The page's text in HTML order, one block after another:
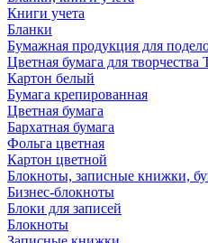
Книги учета
Бланки
Бумажная продукция для
Цветная бумага для
Картон белый
Бумага крепированная
Цветная бумага
Бархатная бумага
Фольга цветная
Картон цветной
Блокноты, записные книжки,
Бизнес-блокноты
Блоки для записей
Блокноты